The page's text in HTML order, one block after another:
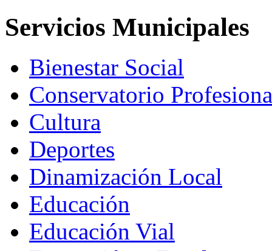
Servicios Municipales
Bienestar Social
Conservatorio
Cultura
Deportes
Dinamización Local
Educación
Educación Vial